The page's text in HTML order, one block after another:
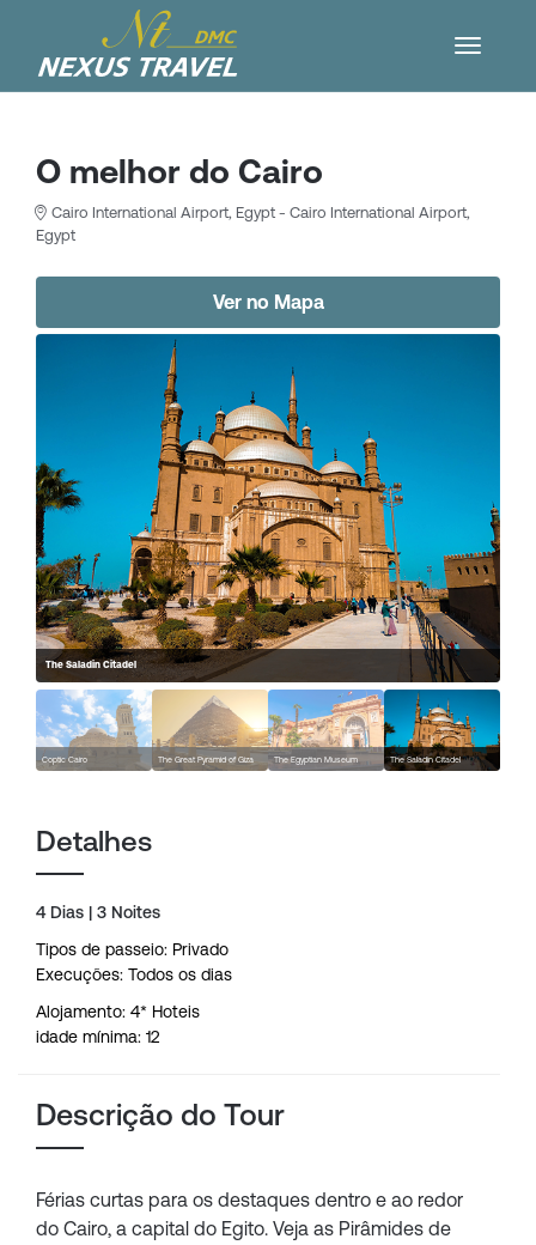
O melhor do Cairo
Cairo International Airport, Egypt - Cairo International Airport,
Egypt
Ver no Mapa
The Saladin Citadel
The Saladin Citadel
The Egyptian Museum
The Great Pyramid of Giza
Coptic Cairo
Detalhes
4 Dias | 3 Noites
Tipos de passeio: Privado
Execuções: Todos os dias
Alojamento: 4* Hoteis
idade mínima: 12
Descrição do Tour
Férias curtas para os destaques dentro e ao redor
do Cairo, a capital do Egito. Veja as Pirâmides de